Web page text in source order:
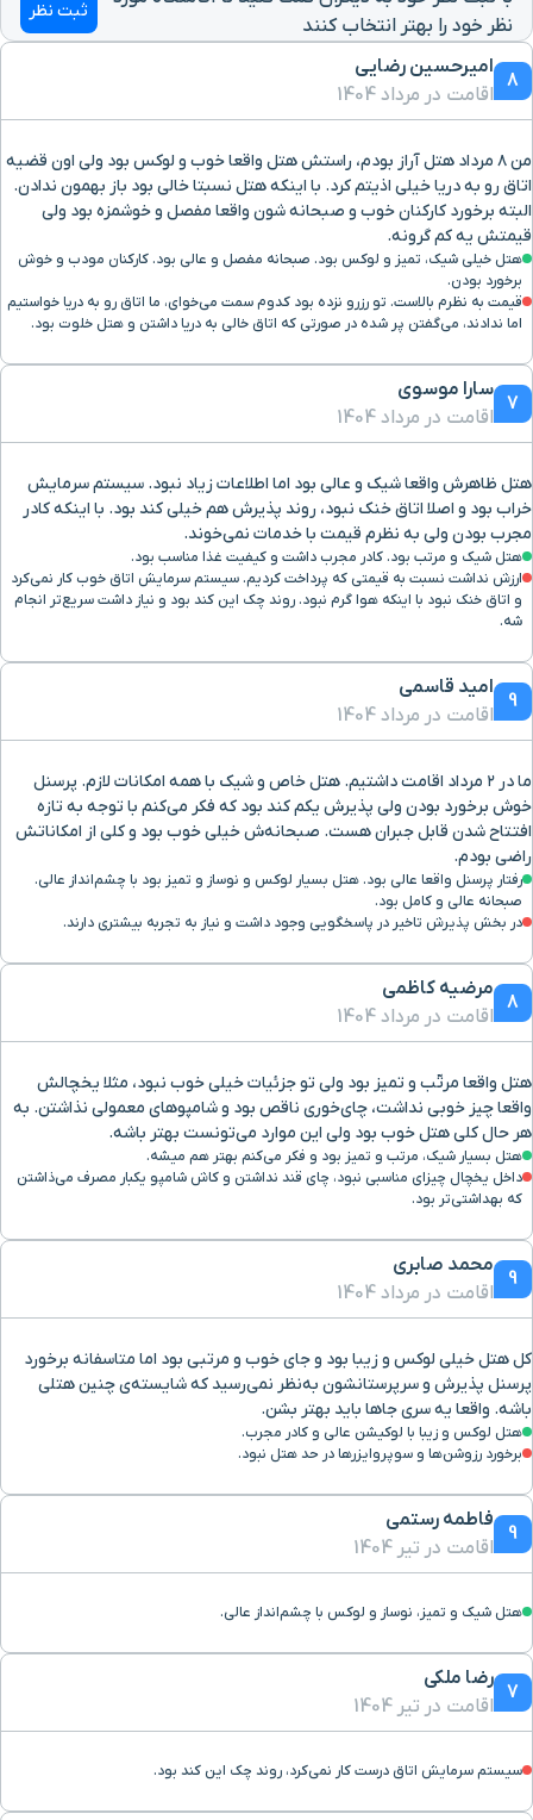
نظر خود را بهتر انتخاب کنند
ثبت نظر
8
امیرحسین رضایی
اقامت در مرداد 1404
من ۸ مرداد هتل آراز بودم، راستش هتل واقعا خوب و لوکس بود ولی اون قضیه
اتاق رو به دریا خیلی اذیتم کرد. با اینکه هتل نسبتا خالی بود باز بهمون ندادن.
البته برخورد کارکنان خوب و صبحانه شون واقعا مفصل و خوشمزه بود ولی
قیمتش یه کم گرونه.
هتل خیلی شیک، تمیز و لوکس بود. صبحانه مفصل و عالی بود. کارکنان مودب و خوش
برخورد بودن.
قیمت به نظرم بالاست. تو رزرو نزده بود کدوم سمت می‌خوای، ما اتاق رو به دریا خواستیم
اما ندادند، می‌گفتن پر شده در صورتی که اتاق خالی به دریا داشتن و هتل خلوت بود.
7
سارا موسوی
اقامت در مرداد 1404
هتل ظاهرش واقعا شیک و عالی بود اما اطلاعات زیاد نبود. سیستم سرمایش
خراب بود و اصلا اتاق خنک نبود، روند پذیرش هم خیلی کند بود. با اینکه کادر
مجرب بودن ولی به نظرم قیمت با خدمات نمی‌خوند.
هتل شیک و مرتب بود. کادر مجرب داشت و کیفیت غذا مناسب بود.
ارزش نداشت نسبت به قیمتی که پرداخت کردیم. سیستم سرمایش اتاق خوب کار نمی‌کرد
و اتاق خنک نبود با اینکه هوا گرم نبود. روند چک این کند بود و نیاز داشت سریع‌تر انجام
شه.
9
امید قاسمی
اقامت در مرداد 1404
ما در ۲ مرداد اقامت داشتیم. هتل خاص و شیک با همه امکانات لازم. پرسنل
خوش برخورد بودن ولی پذیرش یکم کند بود که فکر می‌کنم با توجه به تازه
افتتاح شدن قابل جبران هست. صبحانه‌ش خیلی خوب بود و کلی از امکاناتش
راضی بودم.
رفتار پرسنل واقعا عالی بود. هتل بسیار لوکس و نوساز و تمیز بود با چشم‌انداز عالی.
صبحانه عالی و کامل بود.
در بخش پذیرش تاخیر در پاسخگویی وجود داشت و نیاز به تجربه بیشتری دارند.
8
مرضیه کاظمی
اقامت در مرداد 1404
هتل واقعا مرتّب و تمیز بود ولی تو جزئیات خیلی خوب نبود، مثلا یخچالش
واقعا چیز خوبی نداشت، چای‌خوری ناقص بود و شامپوهای معمولی نذاشتن. به
هر حال کلی هتل خوب بود ولی این موارد می‌تونست بهتر باشه.
هتل بسیار شیک، مرتب و تمیز بود و فکر می‌کنم بهتر هم میشه.
داخل یخچال چیزای مناسبی نبود، چای قند نداشتن و کاش شامپو یکبار مصرف می‌ذاشتن
که بهداشتی‌تر بود.
9
محمد صابری
اقامت در مرداد 1404
کل هتل خیلی لوکس و زیبا بود و جای خوب و مرتبی بود اما متاسفانه برخورد
پرسنل پذیرش و سرپرستانشون به‌نظر نمی‌رسید که شایسته‌ی چنین هتلی
باشه. واقعا یه سری جاها باید بهتر بشن.
هتل لوکس و زیبا با لوکیشن عالی و کادر مجرب.
برخورد رزوشن‌ها و سوپروایزرها در حد هتل نبود.
9
فاطمه رستمی
اقامت در تیر 1404
هتل شیک و تمیز، نوساز و لوکس با چشم‌انداز عالی.
7
رضا ملکی
اقامت در تیر 1404
سیستم سرمایش اتاق درست کار نمی‌کرد، روند چک این کند بود.